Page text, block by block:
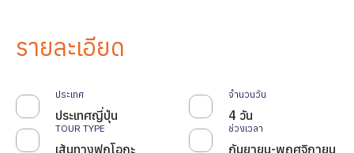
รายละเอียด
ประเทศ
ประเทศญี่ปุ่น
จำนวนวัน
4 วัน
TOUR TYPE
เส้นทางฟุกุโอกะ
ช่วงเวลา
กันยายน-พฤศจิกายน